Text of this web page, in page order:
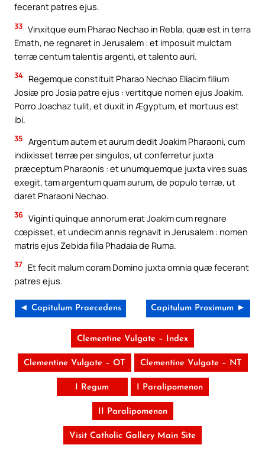
fecerant patres ejus.
33 Vinxitque eum Pharao Nechao in Rebla, quæ est in terra
Emath, ne regnaret in Jerusalem : et imposuit mulctam
terræ centum talentis argenti, et talento auri.
34 Regemque constituit Pharao Nechao Eliacim filium
Josiæ pro Josia patre ejus : vertitque nomen ejus Joakim.
Porro Joachaz tulit, et duxit in Ægyptum, et mortuus est
ibi.
35 Argentum autem et aurum dedit Joakim Pharaoni, cum
indixisset terræ per singulos, ut conferretur juxta
præceptum Pharaonis : et unumquemque juxta vires suas
exegit, tam argentum quam aurum, de populo terræ, ut
daret Pharaoni Nechao.
36 Viginti quinque annorum erat Joakim cum regnare
cœpisset, et undecim annis regnavit in Jerusalem : nomen
matris ejus Zebida filia Phadaia de Ruma.
37 Et fecit malum coram Domino juxta omnia quæ fecerant
patres ejus.
◄ Capitulum Praecedens Capitulum Proximum ►
Clementine Vulgate – Index
Clementine Vulgate – OT Clementine Vulgate – NT
I Regum I Paralipomenon
II Paralipomenon
Visit Catholic Gallery Main Site